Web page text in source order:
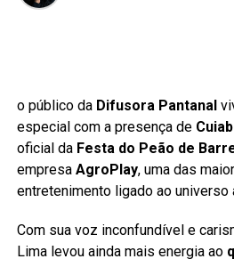
o público da Difusora Pantanal
especial com a presença de
oficial da Festa do Peão de
empresa AgroPlay, uma das
entretenimento ligado ao universo
Com sua voz inconfundível e
Lima levou ainda mais energia ao